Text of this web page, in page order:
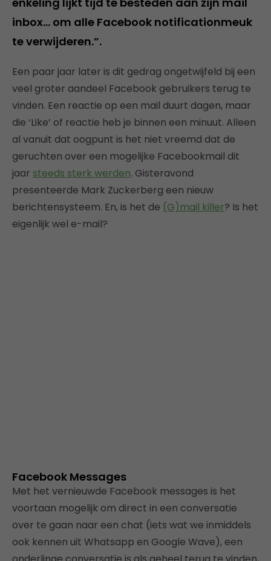
inbox… om alle Facebook notificationmeuk
te verwijderen.”.
Een paar jaar later is dit gedrag ongetwijfeld bij een
veel groter aandeel Facebook gebruikers terug te
vinden. Een reactie op een mail duurt dagen, maar
die ‘Like’ of reactie heb je binnen een minuut. Alleen
al vanuit dat oogpunt is het niet vreemd dat de
geruchten over een mogelijke Facebookmail dit
jaar steeds sterk werden. Gisteravond
presenteerde Mark Zuckerberg een nieuw
berichtensysteem. En, is het de (G)mail killer? Is het
eigenlijk wel e-mail?
Facebook Messages
Met het vernieuwde Facebook messages is het
voortaan mogelijk om direct in een conversatie
over te gaan naar een chat (iets wat we inmiddels
ook kennen uit Whatsapp en Google Wave), een